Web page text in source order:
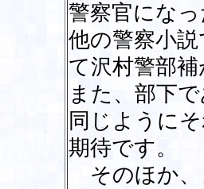
警察官にな
他の警察小
て沢村警部
また、部下
同じように
期待です。
そのほか、